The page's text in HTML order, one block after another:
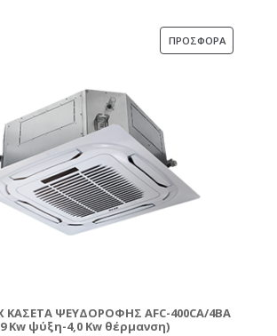
€450,00.
ΠΡΟΣΦΟΡΆΠΡΟΪΌΝ
ΚΑΣΕΤΑ ΨΕΥΔΟΡΟΦΗΣ AFC-400CA/4BA
Kw ψύξη-4,0 Kw θέρμανση)